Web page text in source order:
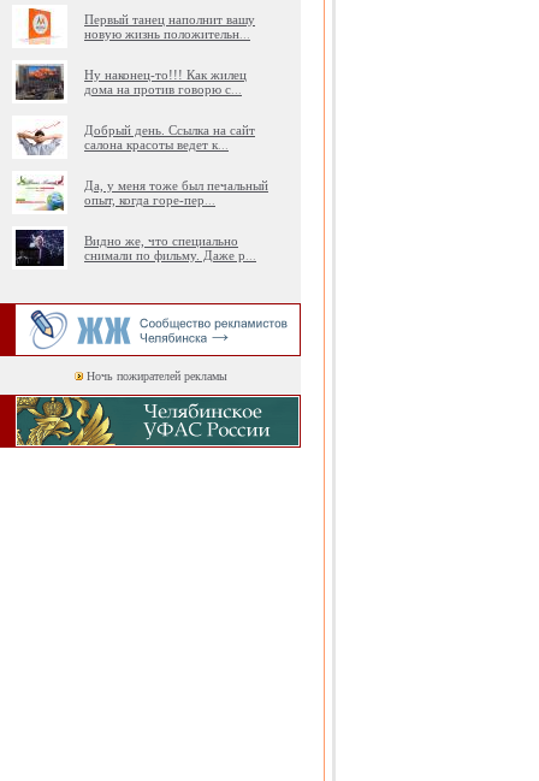
Первый танец наполнит вашу
новую жизнь положительн
Ну наконец-то!!! Как жилец
дома на против говорю с
Добрый день. Ссылка на сайт
салона красоты ведет к
Да, у меня тоже был печальный
опыт, когда горе-пер
Видно же, что специально
снимали по фильму. Даже р
Ночь пожирателей рекламы